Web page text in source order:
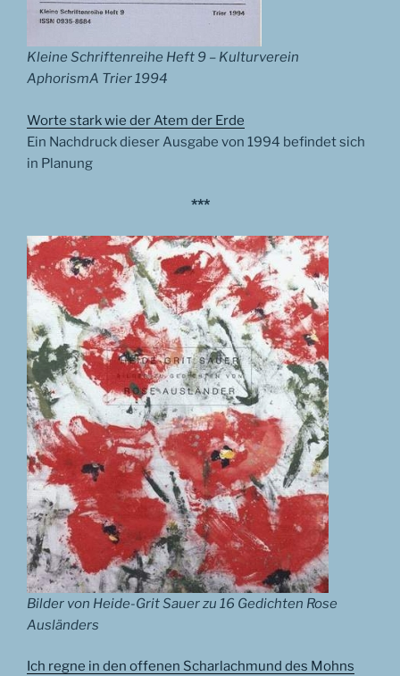
Kleine Schriftenreihe Heft 9 – Kulturverein
AphorismA Trier 1994
Worte stark wie der Atem der Erde
Ein Nachdruck dieser Ausgabe von 1994 befindet sich
in Planung
***
Bilder von Heide-Grit Sauer zu 16 Gedichten Rose
Ausländers
Ich regne in den offenen Scharlachmund des Mohns